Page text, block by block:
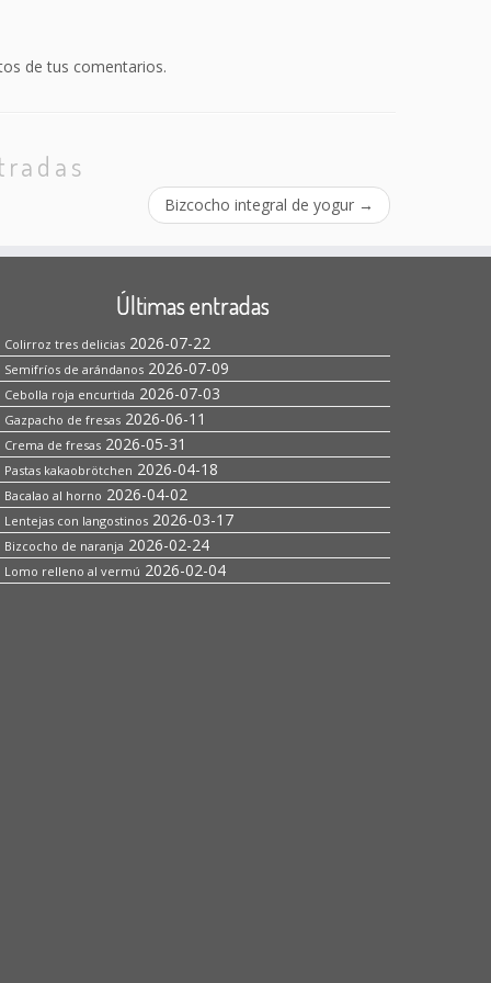
de tus comentarios.
Bizcocho integral de yogur →
Últimas entradas
Colirroz tres delicias 2026-07-22
Semifríos de arándanos 2026-07-09
Cebolla roja encurtida 2026-07-03
Gazpacho de fresas 2026-06-11
Crema de fresas 2026-05-31
Pastas kakaobrötchen 2026-04-18
Bacalao al horno 2026-04-02
Lentejas con langostinos 2026-03-17
Bizcocho de naranja 2026-02-24
Lomo relleno al vermú 2026-02-04